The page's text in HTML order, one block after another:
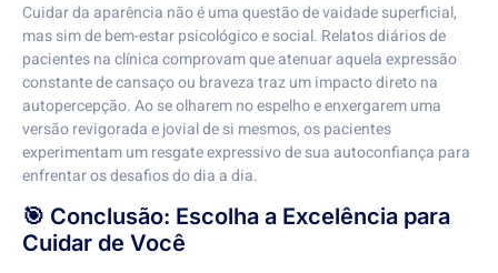
Cuidar da aparência não é uma questão de vaidade superficial,
mas sim de bem-estar psicológico e social. Relatos diários de
pacientes na clínica comprovam que atenuar aquela expressão
constante de cansaço ou braveza traz um impacto direto na
autopercepção. Ao se olharem no espelho e enxergarem uma
versão revigorada e jovial de si mesmos, os pacientes
experimentam um resgate expressivo de sua autoconfiança para
enfrentar os desafios do dia a dia.
🎯 Conclusão: Escolha a Excelência para
Cuidar de Você